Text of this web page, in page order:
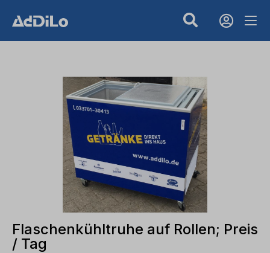
Flaschenkühltruhe auf Rollen; Preis
/ Tag